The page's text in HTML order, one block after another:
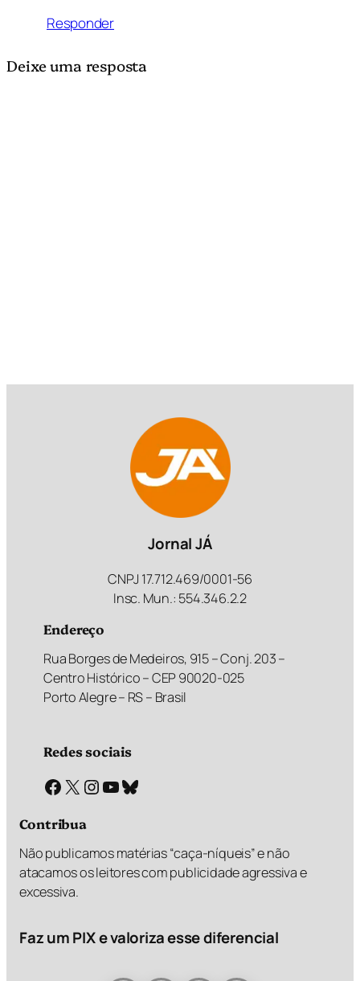
Responder
Deixe uma resposta
Jornal JÁ
CNPJ 17.712.469/0001-56
Insc. Mun.: 554.346.2.2
Endereço
Rua Borges de Medeiros, 915 – Conj. 203 –
Centro Histórico – CEP 90020-025
Porto Alegre – RS – Brasil
Redes sociais
Facebook X Instagram Youtube Bluesky
Contribua
Não publicamos matérias “caça-níqueis” e não
atacamos os leitores com publicidade agressiva e
excessiva.
Faz um PIX e valoriza esse diferencial